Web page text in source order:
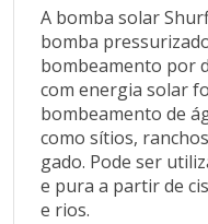
solares
136 pode bombear
por dia,
época do ano. Os
que a bomba de
lugar em que haja
de difícil acesso. A
diretamente no
necessidade de
A bomba solar
bomba
bombeamento por
com energia solar
bombeamento de
como sítios,
gado. Pode ser
e pura a partir de
e rios.